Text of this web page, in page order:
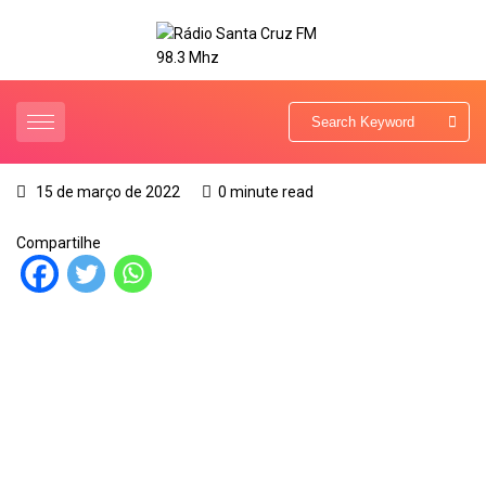
15 de março de 2022 0 minute read
Compartilhe